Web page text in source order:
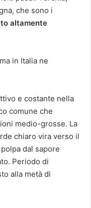
che sono i
altamente
in Italia ne
e costante nella
comune che
medio-grosse. La
chiaro vira verso il
dal sapore
Periodo di
alla metà di